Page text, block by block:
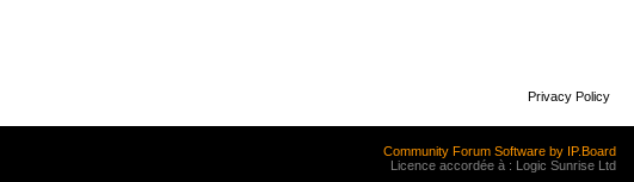
Privacy Policy
Community Forum Software by IP.Board
Licence accordée à : Logic Sunrise Ltd